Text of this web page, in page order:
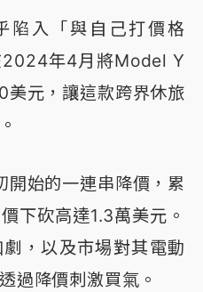
陷入「與自己打價格
2024年4月將Model Y
元，讓這款跨界休旅
始的一連串降價，累
下砍高達1.3萬美元。
，以及市場對其電動
過降價刺激買氣。